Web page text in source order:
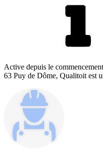
Active depuis le
63 Puy de Dôme, Qualitoit est